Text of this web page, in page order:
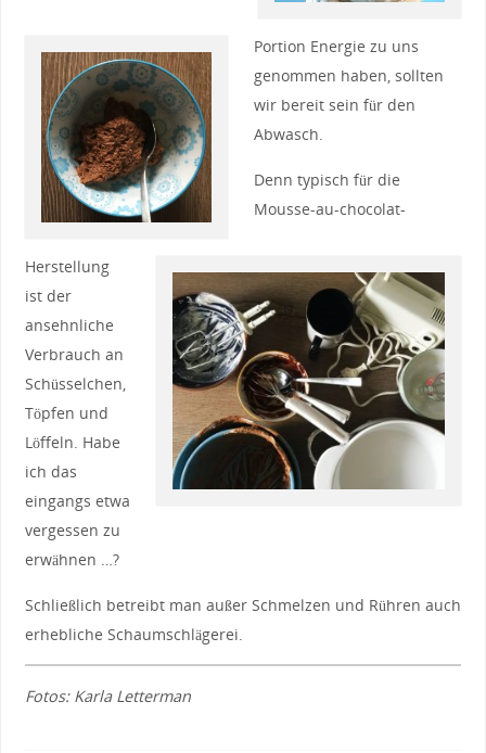
Portion Energie zu uns
genommen haben, sollten
wir bereit sein für den
Abwasch.
Denn typisch für die
Mousse-au-chocolat-
Herstellung
ist der
ansehnliche
Verbrauch an
Schüsselchen,
Töpfen und
Löffeln. Habe
ich das
eingangs etwa
vergessen zu
erwähnen …?
Schließlich betreibt man außer Schmelzen und Rühren auch
erhebliche Schaumschlägerei.
Fotos: Karla Letterman